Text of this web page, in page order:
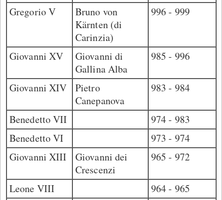
Gregorio V
Bruno von
Kärnten (di
Carinzia)
996 - 999
Giovanni XV
Giovanni di
Gallina Alba
985 - 996
Giovanni XIV
Pietro
Canepanova
983 - 984
Benedetto VII
974 - 983
Benedetto VI
973 - 974
Giovanni XIII
Giovanni dei
Crescenzi
965 - 972
Leone VIII
964 - 965